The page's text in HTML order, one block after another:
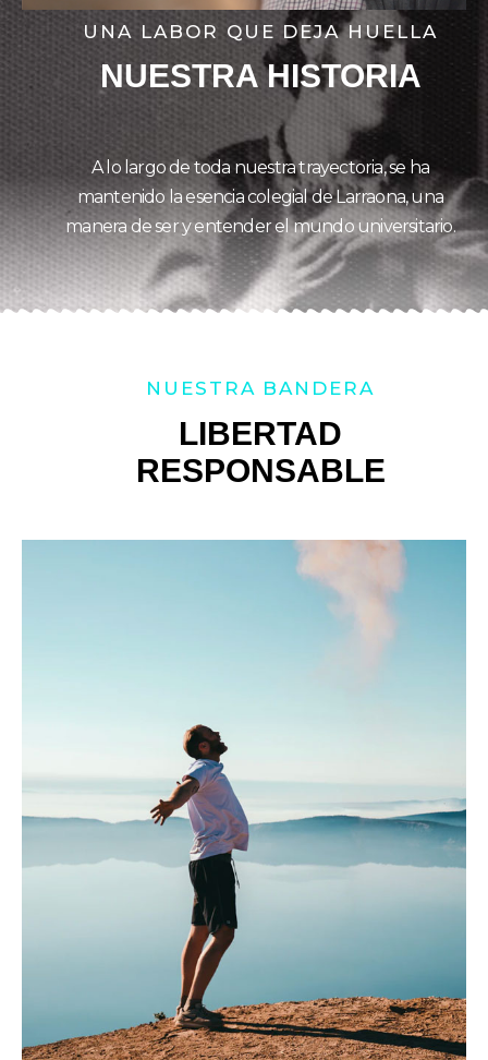
UNA LABOR QUE DEJA HUELLA
NUESTRA HISTORIA
A lo largo de toda nuestra trayectoria, se ha
mantenido la esencia colegial de Larraona, una
manera de ser y entender el mundo universitario.
NUESTRA BANDERA
LIBERTAD
RESPONSABLE